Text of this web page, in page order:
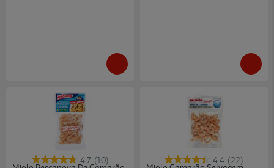
4.7 (10) 4.4 (22)